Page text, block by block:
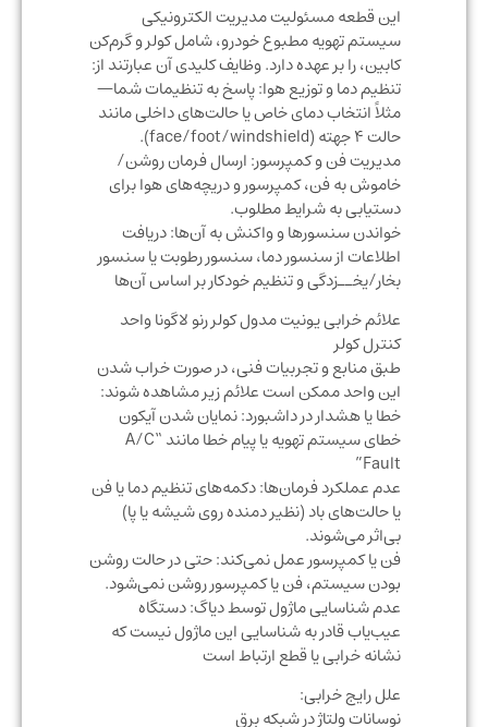
این قطعه مسئولیت مدیریت الکترونیکی
سیستم تهویه مطبوع خودرو، شامل کولر و گرم‌کن
کابین، را بر عهده دارد. وظایف کلیدی آن عبارتند از:
تنظیم دما و توزیع هوا: پاسخ به تنظیمات شما—
مثلاً انتخاب دمای خاص یا حالت‌های داخلی مانند
مدیریت فن و کمپرسور: ارسال فرمان روشن/
خاموش به فن، کمپرسور و دریچه‌های هوا برای
دستیابی به شرایط مطلوب.
خواندن سنسورها و واکنش به آن‌ها: دریافت
اطلاعات از سنسور دما، سنسور رطوبت یا سنسور
بخار/یخــ‌زدگی و تنظیم خودکار بر اساس آن‌ها
علائم خرابی یونیت مدول کولر رنو لاگونا واحد
کنترل کولر
طبق منابع و تجربیات فنی، در صورت خراب شدن
این واحد ممکن است علائم زیر مشاهده شوند:
خطا یا هشدار در داشبورد: نمایان شدن آیکون
خطای سیستم تهویه یا پیام خطا مانند “A/C
عدم عملکرد فرمان‌ها: دکمه‌های تنظیم دما یا فن
یا حالت‌های باد (نظیر دمنده روی شیشه یا پا)
بی‌اثر می‌شوند.
فن یا کمپرسور عمل نمی‌کند: حتی در حالت روشن
بودن سیستم، فن یا کمپرسور روشن نمی‌شود.
عدم شناسایی ماژول توسط دیاگ: دستگاه
عیب‌یاب قادر به شناسایی این ماژول نیست که
نشانه خرابی یا قطع ارتباط است
علل رایج خرابی:
نوسانات ولتاژ در شبکه برق